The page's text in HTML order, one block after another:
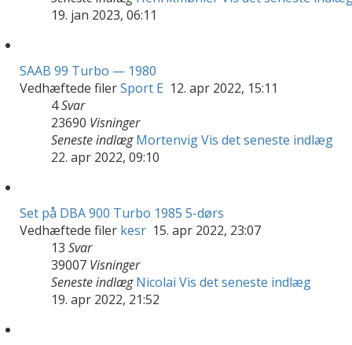
19. jan 2023, 06:11
SAAB 99 Turbo — 1980
Vedhæftede filerSport E 12. apr 2022, 15:11
4Svar
23690 Visninger
Seneste indlægMortenvigVis det seneste indlæg
22. apr 2022, 09:10
Set på DBA 900 Turbo 1985 5-dørs
Vedhæftede filer kesr 15. apr 2022, 23:07
13 Svar
39007 Visninger
Seneste indlægNicolai Vis det seneste indlæg
19. apr 2022, 21:52